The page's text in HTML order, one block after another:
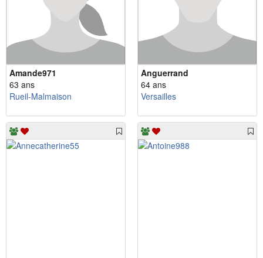
Amande971
63 ans
Rueil-Malmaison
Anguerrand
64 ans
Versailles